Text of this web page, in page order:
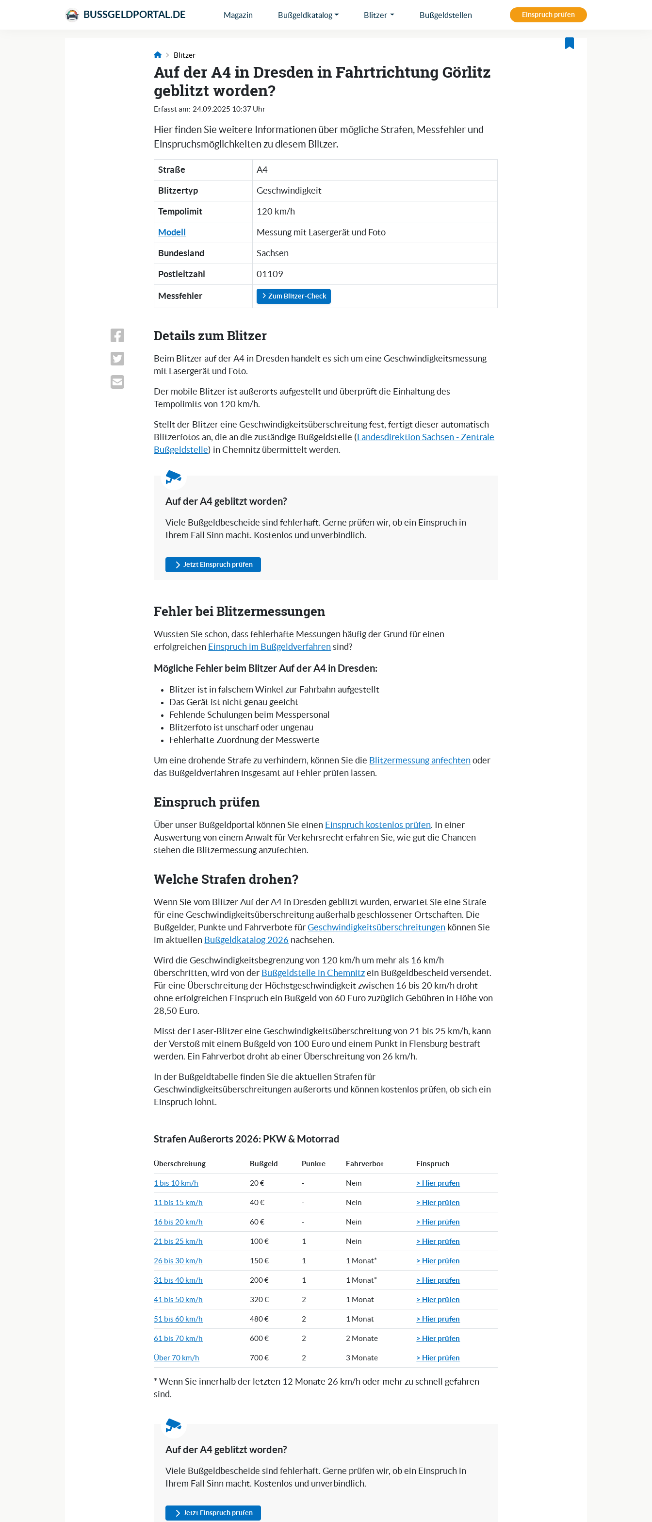
BUSSGELDPORTAL.DE Magazin Bußgeldkatalog Blitzer Bußgeldstellen Einspruch prüfen
Blitzer
Auf der A4 in Dresden in Fahrtrichtung Görlitz
geblitzt worden?
Erfasst am: 24.09.2025 10:37 Uhr
Hier finden Sie weitere Informationen über mögliche Strafen, Messfehler und
Einspruchsmöglichkeiten zu diesem Blitzer.
Straße A4
Blitzertyp Geschwindigkeit
Tempolimit 120 km/h
Modell Messung mit Lasergerät und Foto
Bundesland Sachsen
Postleitzahl 01109
Messfehler Zum Blitzer-Check
Details zum Blitzer
Beim Blitzer auf der A4 in Dresden handelt es sich um eine Geschwindigkeitsmessung
mit Lasergerät und Foto.
Der mobile Blitzer ist außerorts aufgestellt und überprüft die Einhaltung des
Tempolimits von 120 km/h.
Stellt der Blitzer eine Geschwindigkeitsüberschreitung fest, fertigt dieser automatisch
Blitzerfotos an, die an die zuständige Bußgeldstelle ( Landesdirektion Sachsen - Zentrale
Bußgeldstelle) in Chemnitz übermittelt werden.
Auf der A4 geblitzt worden?
Viele Bußgeldbescheide sind fehlerhaft. Gerne prüfen wir, ob ein Einspruch in
Ihrem Fall Sinn macht. Kostenlos und unverbindlich.
Jetzt Einspruch prüfen
Fehler bei Blitzermessungen
Wussten Sie schon, dass fehlerhafte Messungen häufig der Grund für einen
erfolgreichen Einspruch im Bußgeldverfahren sind?
Mögliche Fehler beim Blitzer Auf der A4 in Dresden:
Blitzer ist in falschem Winkel zur Fahrbahn aufgestellt
Das Gerät ist nicht genau geeicht
Fehlende Schulungen beim Messpersonal
Blitzerfoto ist unscharf oder ungenau
Fehlerhafte Zuordnung der Messwerte
Um eine drohende Strafe zu verhindern, können Sie die Blitzermessung anfechten oder
das Bußgeldverfahren insgesamt auf Fehler prüfen lassen.
Einspruch prüfen
Über unser Bußgeldportal können Sie einen Einspruch kostenlos prüfen. In einer
Auswertung von einem Anwalt für Verkehrsrecht erfahren Sie, wie gut die Chancen
stehen die Blitzermessung anzufechten.
Welche Strafen drohen?
Wenn Sie vom Blitzer Auf der A4 in Dresden geblitzt wurden, erwartet Sie eine Strafe
für eine Geschwindigkeitsüberschreitung außerhalb geschlossener Ortschaften. Die
Bußgelder, Punkte und Fahrverbote fürGeschwindigkeitsüberschreitungen können Sie
im aktuellen Bußgeldkatalog 2026 nachsehen.
Wird die Geschwindigkeitsbegrenzung von 120 km/h um mehr als 16 km/h
überschritten, wird von der Bußgeldstelle in Chemnitz ein Bußgeldbescheid versendet.
Für eine Überschreitung der Höchstgeschwindigkeit zwischen 16 bis 20 km/h droht
ohne erfolgreichen Einspruch ein Bußgeld von 60 Euro zuzüglich Gebühren in Höhe von
28,50 Euro.
Misst der Laser-Blitzer eine Geschwindigkeitsüberschreitung von 21 bis 25 km/h, kann
der Verstoß mit einem Bußgeld von 100 Euro und einem Punkt in Flensburg bestraft
werden. Ein Fahrverbot droht ab einer Überschreitung von 26 km/h.
In der Bußgeldtabelle finden Sie die aktuellen Strafen für
Geschwindigkeitsüberschreitungen außerorts und können kostenlos prüfen, ob sich ein
Einspruch lohnt.
Strafen Außerorts 2026: PKW & Motorrad
Überschreitung Bußgeld Punkte Fahrverbot Einspruch
1 bis 10 km/h 20 € - Nein > Hier prüfen
11 bis 15 km/h 40 € - Nein > Hier prüfen
16 bis 20 km/h 60 € - Nein > Hier prüfen
21 bis 25 km/h 100 € 1 Nein > Hier prüfen
26 bis 30 km/h 150 € 1 1 Monat* > Hier prüfen
31 bis 40 km/h 200 € 1 1 Monat* > Hier prüfen
41 bis 50 km/h 320 € 2 1 Monat > Hier prüfen
51 bis 60 km/h 480 € 2 1 Monat > Hier prüfen
61 bis 70 km/h 600 € 2 2 Monate > Hier prüfen
Über 70 km/h 700 € 2 3 Monate > Hier prüfen
* Wenn Sie innerhalb der letzten 12 Monate 26 km/h oder mehr zu schnell gefahren
sind.
Auf der A4 geblitzt worden?
Viele Bußgeldbescheide sind fehlerhaft. Gerne prüfen wir, ob ein Einspruch in
Ihrem Fall Sinn macht. Kostenlos und unverbindlich.
Jetzt Einspruch prüfen